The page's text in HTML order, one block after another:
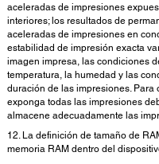
aceleradas de impresiones
interiores; los resultados de
aceleradas de impresiones en
estabilidad de impresión exacta
imagen impresa, las condiciones
temperatura, la humedad y las
duración de las impresiones.
exponga todas las impresiones
almacene adecuadamente las
12. La definición de tamaño de
memoria RAM dentro del